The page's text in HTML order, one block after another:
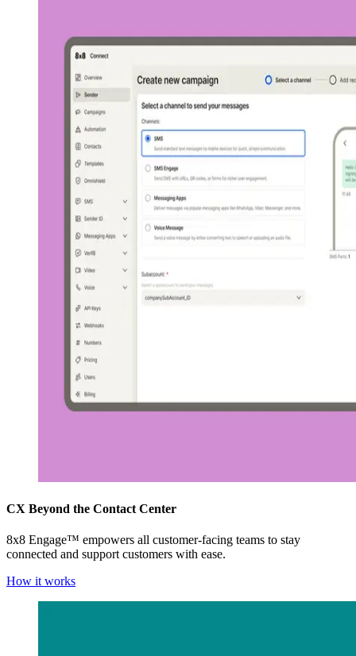
CX Beyond the Contact Center
8x8 Engage™ empowers all customer-facing teams to stay
connected and support customers with ease.
How it works